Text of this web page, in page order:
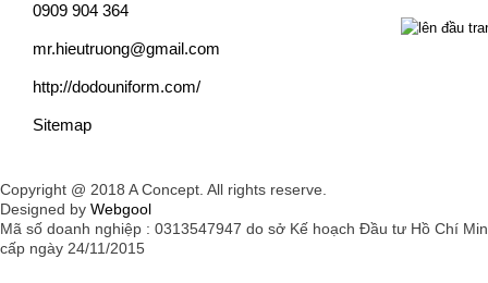
0909 904 364
mr.hieutruong@gmail.com
http://dodouniform.com/
Sitemap
Copyright @ 2018 A Concept. All rights reserve.
Designed by Webgool
Mã số doanh nghiệp : 0313547947 do sở Kế hoạch Đầu tư Hồ Chí
cấp ngày 24/11/2015